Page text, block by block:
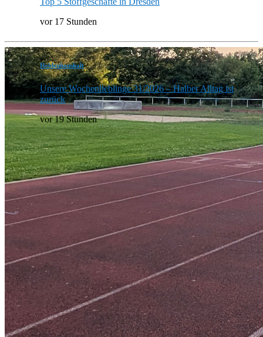
vor 17 Stunden
Heldenhaushalt
Unsere Wochenlieblinge 31/2026 – Halber Alltag ist
zurück
vor 19 Stunden